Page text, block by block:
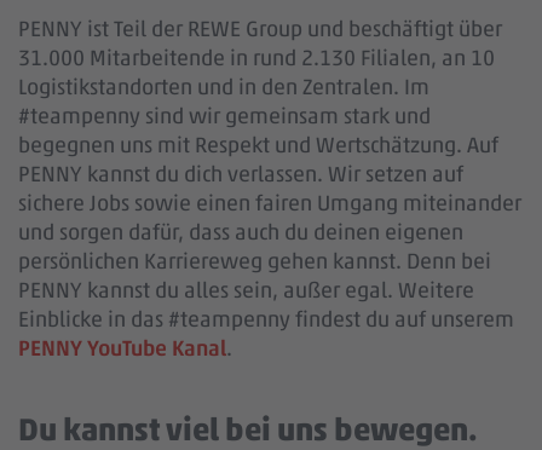
PENNY ist Teil der REWE Group und beschäftigt über
31.000 Mitarbeitende in rund 2.130 Filialen, an 10
Logistikstandorten und in den Zentralen. Im
#teampenny sind wir gemeinsam stark und
begegnen uns mit Respekt und Wertschätzung. Auf
PENNY kannst du dich verlassen. Wir setzen auf
sichere Jobs sowie einen fairen Umgang miteinander
und sorgen dafür, dass auch du deinen eigenen
persönlichen Karriereweg gehen kannst. Denn bei
PENNY kannst du alles sein, außer egal. Weitere
Einblicke in das #teampenny findest du auf unserem
PENNY YouTube Kanal.
Du kannst viel bei uns bewegen.